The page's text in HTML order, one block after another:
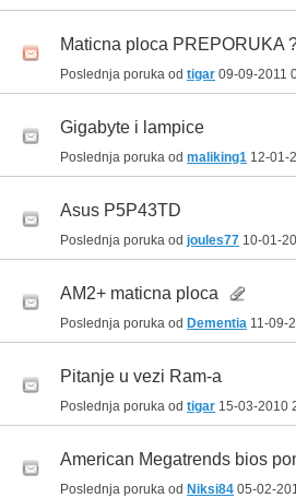
Maticna ploca PREPORUKA
Poslednja poruka od tigar 09-09-2011
Gigabyte i lampice
Poslednja poruka od maliking1 12-01-
Asus P5P43TD
Poslednja poruka od joules77 10-01-
AM2+ maticna ploca
Poslednja poruka od Dementia 11-09-
Pitanje u vezi Ram-a
Poslednja poruka od tigar 15-03-2010
American Megatrends bios
Poslednja poruka od Niksi84 05-02-